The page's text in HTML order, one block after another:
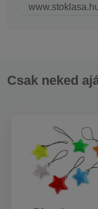
Csak neked